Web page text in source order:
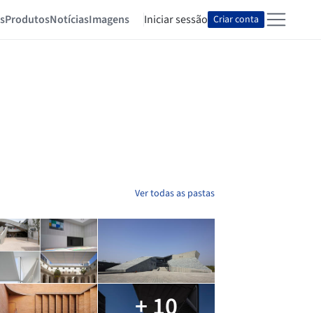
ProdutosNotíciasImagens Iniciar sessão Criar conta
Ver todas as pastas